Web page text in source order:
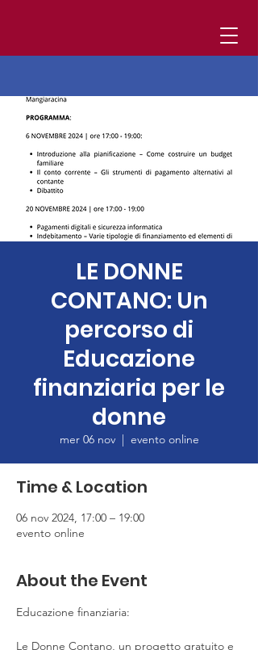
LE DONNE
CONTANO: Un
percorso di
Educazione
finanziaria per le
donne
mer 06 nov
  |
evento online
Time & Location
06 nov 2024, 17:00 – 19:00
evento online
About the Event
Educazione finanziaria:
Le Donne Contano, un progetto gratuito e